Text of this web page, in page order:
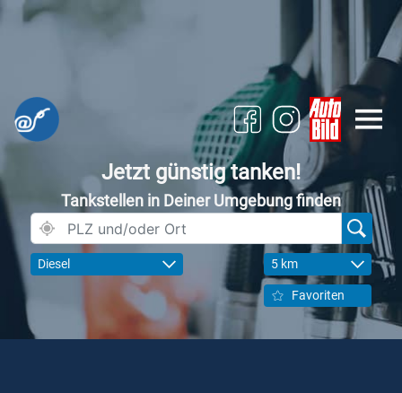
Jetzt günstig tanken!
Tankstellen in Deiner Umgebung finden
Diesel 5 km
Favoriten